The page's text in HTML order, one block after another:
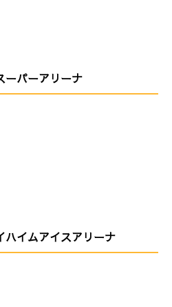
ーパーアリーナ
ハイムアイスアリーナ